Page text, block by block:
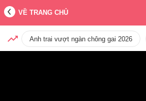
VỀ TRANG CHỦ
Anh trai vượt ngàn chông gai 2026